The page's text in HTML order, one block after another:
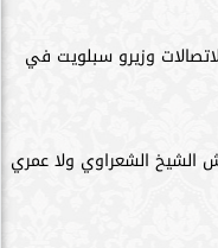
وزيرو سبلويت في
الشعراوي ولا عمري